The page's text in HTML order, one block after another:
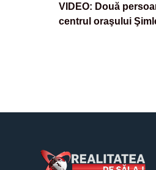
VIDEO: Două
centrul oraşului